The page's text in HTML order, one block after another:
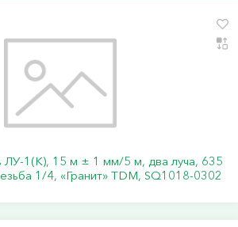
ЛУ-1(К), 15 м ± 1 мм/5 м, два луча, 635
1/4, «Гранит» TDM, SQ1018-0302